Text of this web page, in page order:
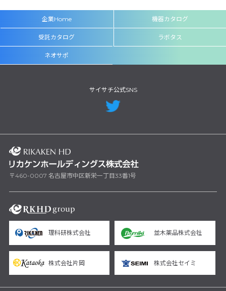
企業Home 機器カタログ
受託カタログ ラボタス
ネオサポ
サイサチ公式SNS
〒460-0007 名古屋市中区新栄一丁目33番1号
理科研株式会社 並木薬品株式会社
株式会社片岡 株式会社セイミ